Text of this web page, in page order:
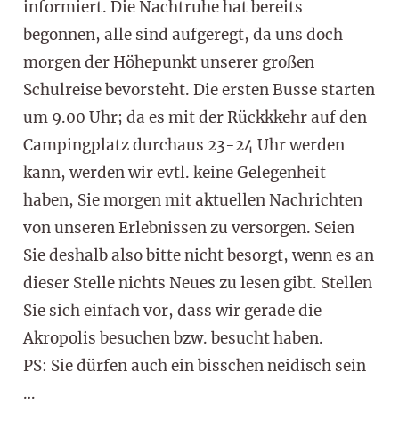
informiert. Die Nachtruhe hat bereits
begonnen, alle sind aufgeregt, da uns doch
morgen der Höhepunkt unserer großen
Schulreise bevorsteht. Die ersten Busse starten
um 9.00 Uhr; da es mit der Rückkkehr auf den
Campingplatz durchaus 23-24 Uhr werden
kann, werden wir evtl. keine Gelegenheit
haben, Sie morgen mit aktuellen Nachrichten
von unseren Erlebnissen zu versorgen. Seien
Sie deshalb also bitte nicht besorgt, wenn es an
dieser Stelle nichts Neues zu lesen gibt. Stellen
Sie sich einfach vor, dass wir gerade die
Akropolis besuchen bzw. besucht haben.
PS: Sie dürfen auch ein bisschen neidisch sein
…